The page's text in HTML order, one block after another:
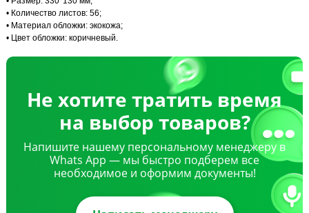
• Количество листов: 56;
• Материал обложки: экокожа;
• Цвет обложки: коричневый.
Не хотите тратить время
на выбор товаров?
Напишите нашему персональному менеджеру в
Whats App — мы быстро подберем все
необходимое и оформим документы!